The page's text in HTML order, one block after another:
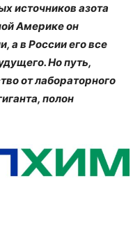
источников азота
Америке он
а в России его все
Но путь,
от лабораторного
полон